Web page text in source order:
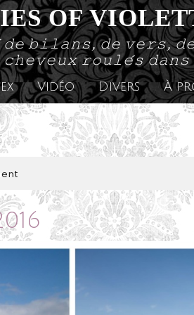
OF
𝚋𝚒𝚕𝚊𝚗𝚜, 𝚍𝚎 𝚟𝚎𝚛𝚜,
𝚛𝚘𝚞𝚕𝚎́𝚜
Vidéo Divers À